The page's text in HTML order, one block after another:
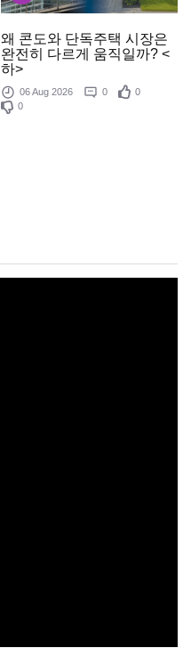
왜 콘도와 단독주택 시장은
완전히 다르게 움직일까? <
하>
06 Aug 2026 0
0
0